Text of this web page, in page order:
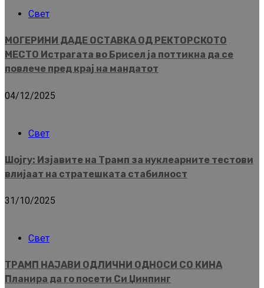
Свет
МОГЕРИНИ ДАДЕ ОСТАВКА ОД РЕКТОРСКОТО
МЕСТО Истрагата во Брисел ја поттикна да се
повлече пред крај на мандатот
04/12/2025
Свет
Шојгу: Изјавите на Трамп за нуклеарните тестови
влијаат на стратешката стабилност
31/10/2025
Свет
ТРАМП НАЈАВИ ОДЛИЧНИ ОДНОСИ СО КИНА
Планира да го посети Си Џинпинг